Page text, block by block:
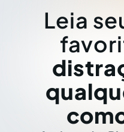
Leia